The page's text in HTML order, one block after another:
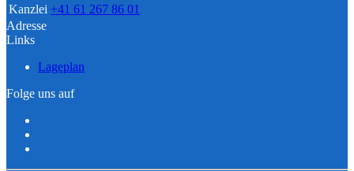
Kanzlei +41 61 267 86 01
Adresse
Links
Lageplan
Folge uns auf